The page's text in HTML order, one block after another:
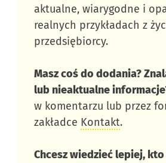
aktualne, wiarygodne i
realnych przykładach z
przedsiębiorcy.
Masz coś do dodania?
lub nieaktualne
w komentarzu lub przez
zakładce Kontakt.
Chcesz wiedzieć lepiej,